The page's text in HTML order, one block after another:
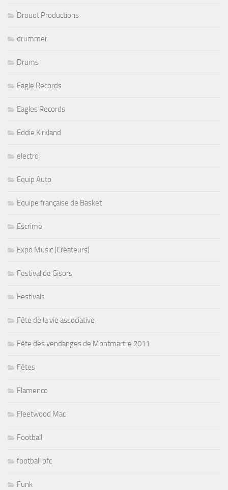
Drouot Productions
drummer
Drums
Eagle Records
Eagles Records
Eddie Kirkland
electro
Equip Auto
Equipe française de Basket
Escrime
Expo Music (Créateurs)
Festival de Gisors
Festivals
Fête de la vie associative
Fête des vendanges de Montmartre 2011
Fêtes
Flamenco
Fleetwood Mac
Football
football pfc
Funk